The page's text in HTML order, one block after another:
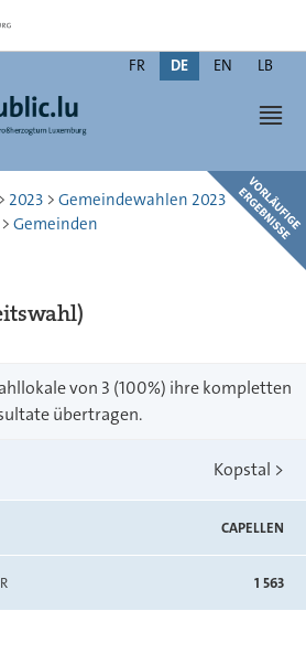
Changer
FR DE EN LB
> 2023 > Gemeindewahlen 2023
> Gemeinden
von 3 (100%) ihre kompletten
übertragen.
Kopstal >
CAPELLEN
1 563